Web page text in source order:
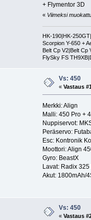
+ Flymentor 3D
« Viimeksi
HK-190|HK-
Scorpion Y-650 +
Belt Cp V2|Belt Cp
FlySky FS
Vs: 450
«Vastaus
Merkki: Align
Malli: 450 Pro +
Nuppiservot:
Peräservo:
Esc: Kontronik
Moottori: Align
Gyro: BeastX
Lavat: Radix 325
Akut: 1800mAh/
Vs: 450
«Vastaus